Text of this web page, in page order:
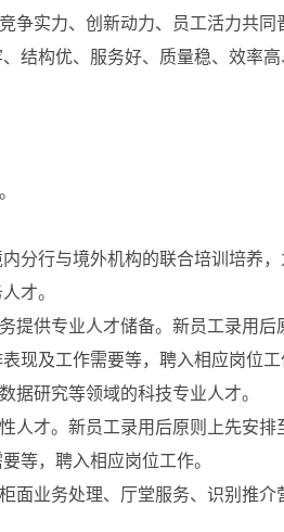
争实力、创新动力、员工活力共同
结构优、服务好、质量稳、效率
内分行与境外机构的联合培训培养
才。
提供专业人才储备。新员工录用后
现及工作需要等，聘入相应岗位工
据研究等领域的科技专业人才。
人才。新员工录用后原则上先安排
等，聘入相应岗位工作。
面业务处理、厅堂服务、识别推介